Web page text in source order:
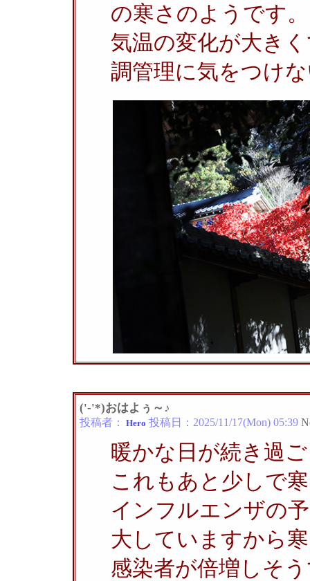
の寒さのようです。
気温の変化が大き
調管理に気をつけ
('-'*)おはよぅ～♪
投稿者： Hero 投稿日： 2025/11/17(Mon) 05:39
暖かな日が続き過
これもあと少しで
インフルエンザの
大していますから
感染者が倍増しそ